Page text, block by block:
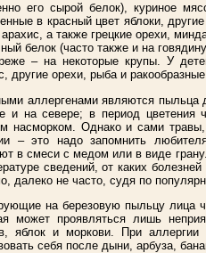
его сырой белок), куриное
в красный цвет яблоки,
а также грецкие орехи,
белок (часто также и на
– на некоторые крупы. У
другие орехи, рыба и
аллергенами являются пыльца
и на севере; в период цветения
насморком. Однако и сами
– это надо запомнить
в смеси с медом или в виде
сведений, от каких
далеко не часто, судя по
на березовую пыльцу лица
может проявляться лишь
яблок и моркови. При
себя после дыни, арбуза,